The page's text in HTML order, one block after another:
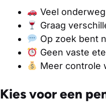
Veel
Graag
Op zoek bent
Geen vaste
Meer controle
Kies voor een